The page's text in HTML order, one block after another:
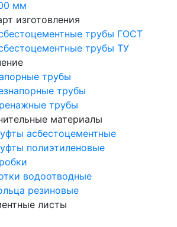
мм
изготовления
трубы ГОСТ
трубы ТУ
трубы
трубы
трубы
материалы
асбестоцементные
полиэтиленовые
водоотводные
резиновые
листы